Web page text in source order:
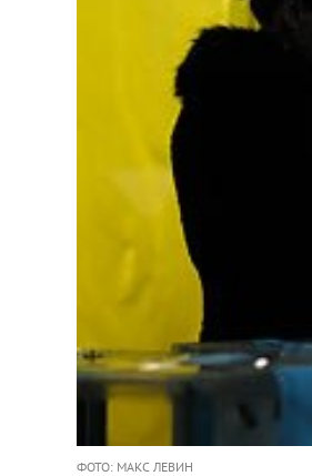
ФОТО: МАКС ЛЕВИН